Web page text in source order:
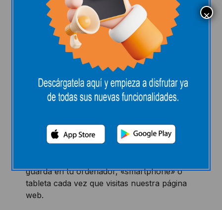
cuestiones necesarias para que puedas
tener el control sobre ellas en base a tus
decisiones personales.
¿QUÉ SON LAS
COOKIES Y PARA QUÉ
LAS USAMOS?
guarda en tu ordenador, «smartphone» o
tableta cada vez que visitas nuestra página
web.